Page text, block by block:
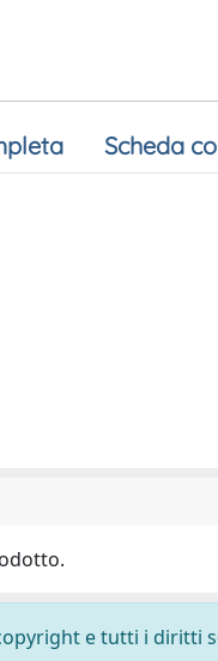
Scheda
e tutti i diritti